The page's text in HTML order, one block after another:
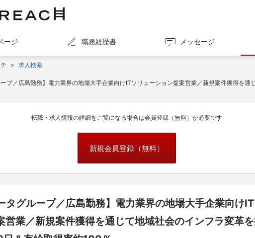
ージ 職務経歴書 メッセージ
> 求人検索
プ／広島勤務】電力業界の地場大手企業向けITソリューション提案営業／新規案件獲得を
転職・求人情報の詳細をご覧になる場合は会員登録（無料）が必要です
新規会員登録（無料）
タグループ／広島勤務】電力業界の地場大手企業向け
営業／新規案件獲得を通じて地域社会のインフラ変革